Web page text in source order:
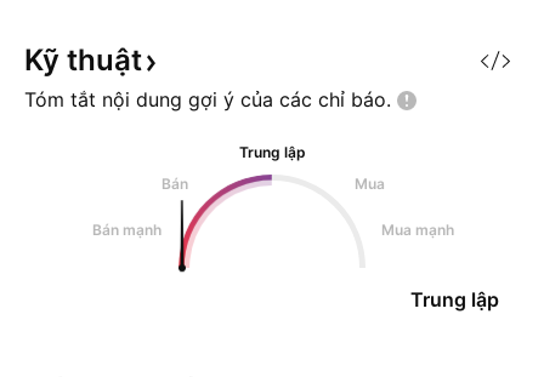
Kỹ thuật
Tóm tắt nội dung gợi ý của các chỉ báo.
Trung lập
Bán
Mua
Bán mạnh Mua mạnh
Trung lập